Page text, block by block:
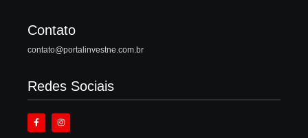
Contato
contato@portalinvestne.com.br
Redes Sociais